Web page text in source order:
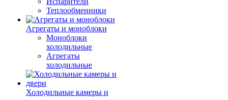
Теплообменники
Агрегаты и моноблоки
Моноблоки
холодильные
Агрегаты
холодильные
Холодильные камеры и